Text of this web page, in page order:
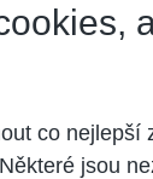
- byl by sám
modulu, do
clanky/petr-
co nejlepší
jsou